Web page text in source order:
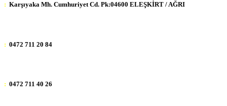
: Karşıyaka Mh. Cumhuriyet Cd. Pk:04600 ELEŞKİRT / AĞRI
: 0472 711 20 84
: 0472 711 40 26